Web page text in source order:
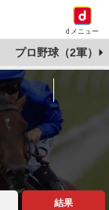
dメニュー
プロ野球（2軍）
結果